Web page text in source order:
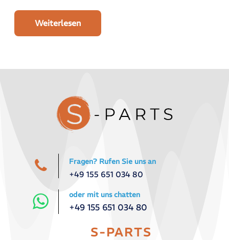
Weiterlesen
Fragen? Rufen Sie uns an
+49 155 651 034 80
oder mit uns chatten
+49 155 651 034 80
S-PARTS